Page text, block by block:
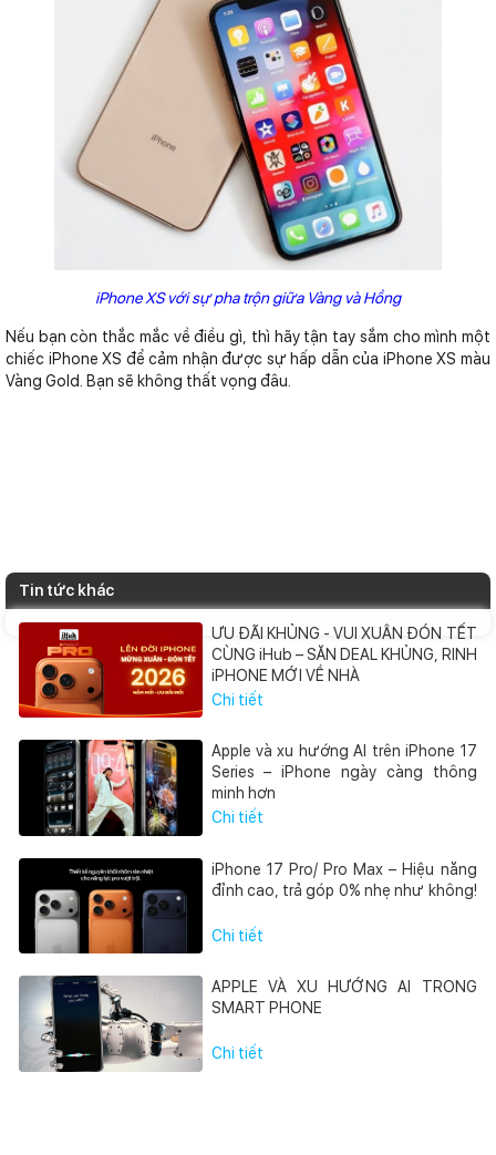
iPhone XS với sự pha trộn giữa Vàng và Hồng
Nếu bạn còn thắc mắc về điều gì, thì hãy tận tay sắm cho mình một
chiếc iPhone XS để cảm nhận được sự hấp dẫn của iPhone XS màu
Vàng Gold. Bạn sẽ không thất vọng đâu.
Tin tức khác
ƯU ĐÃI KHỦNG - VUI XUÂN ĐÓN TẾT
CÙNG iHub – SĂN DEAL KHỦNG, RINH
iPHONE MỚI VỀ NHÀ
Chi tiết
Apple và xu hướng AI trên iPhone 17
Series – iPhone ngày càng thông
minh hơn
Chi tiết
iPhone 17 Pro/ Pro Max – Hiệu năng
đỉnh cao, trả góp 0% nhẹ như không!
Chi tiết
APPLE VÀ XU HƯỚNG AI TRONG
SMART PHONE
Chi tiết